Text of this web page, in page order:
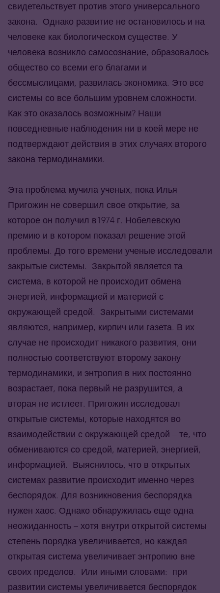
свидетельствует против этого универсального
закона. Однако развитие не остановилось и на
человеке как биологическом существе. У
человека возникло самосознание, образовалось
общество со всеми его благами и
бессмыслицами, развилась экономика. Это все
системы со все большим уровнем сложности.
Как это оказалось возможным? Наши
повседневные наблюдения ни в коей мере не
подтверждают действия в этих случаях второго
закона термодинамики.
Эта проблема мучила ученых, пока Илья
Пригожин не совершил свое открытие, за
которое он получил в1974 г. Нобелевскую
премию и в котором показал решение этой
проблемы. До того времени ученые исследовали
закрытые системы. Закрытой является та
система, в которой не происходит обмена
энергией, информацией и материей с
окружающей средой. Закрытыми системами
являются, например, кирпич или газета. В их
случае не происходит никакого развития, они
полностью соответствуют второму закону
термодинамики, и энтропия в них постоянно
возрастает, пока первый не разрушится, а
вторая не истлеет. Пригожин исследовал
открытые системы, которые находятся во
взаимодействии с окружающей средой – те, что
обмениваются со средой, материей, энергией,
информацией. Выяснилось, что в открытых
системах развитие происходит именно через
беспорядок. Для возникновения беспорядка
нужен хаос. Однако обнаружилась еще одна
неожиданность – хотя внутри открытой системы
степень порядка увеличивается, но каждая
открытая система увеличивает энтропию вне
своих пределов. Или иными словами: при
развитии системы увеличивается беспорядок